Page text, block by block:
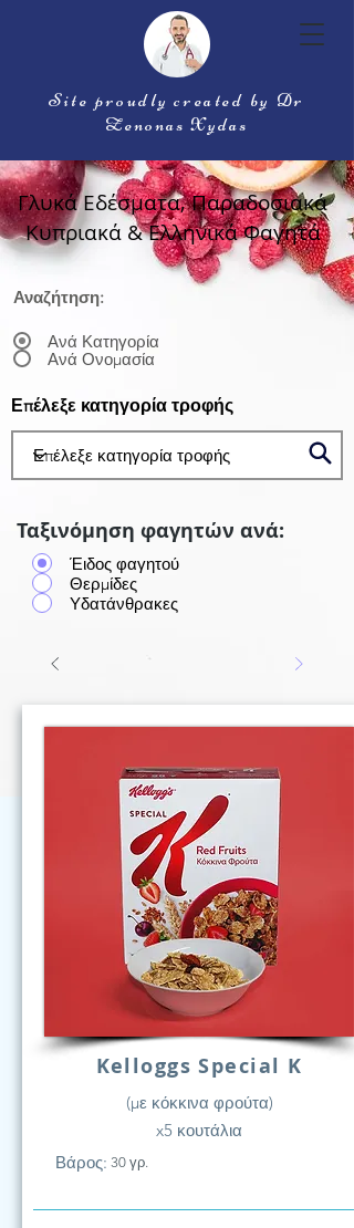
Site proudly created by Dr
Zenonas Xydas
Γλυκά Εδέσματα, Παραδοσιακά
Κυπριακά & Ελληνικά Φαγητά
Αναζήτηση:
Ανά Κατηγορία
Ανά Ονομασία
Επέλεξε κατηγορία τροφής
Ταξινόμηση φαγητών ανά:
Έιδος φαγητού
Θερμίδες
Υδατάνθρακες
Kelloggs Special K
(με κόκκινα φρούτα)
x5 κουτάλια
Βάρος: 30 γρ.